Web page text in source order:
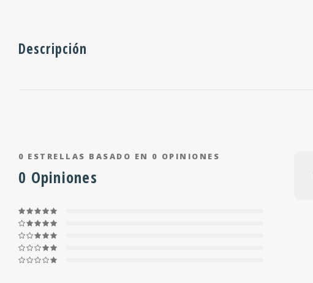
Descripción
0 ESTRELLAS BASADO EN 0 OPINIONES
0 Opiniones